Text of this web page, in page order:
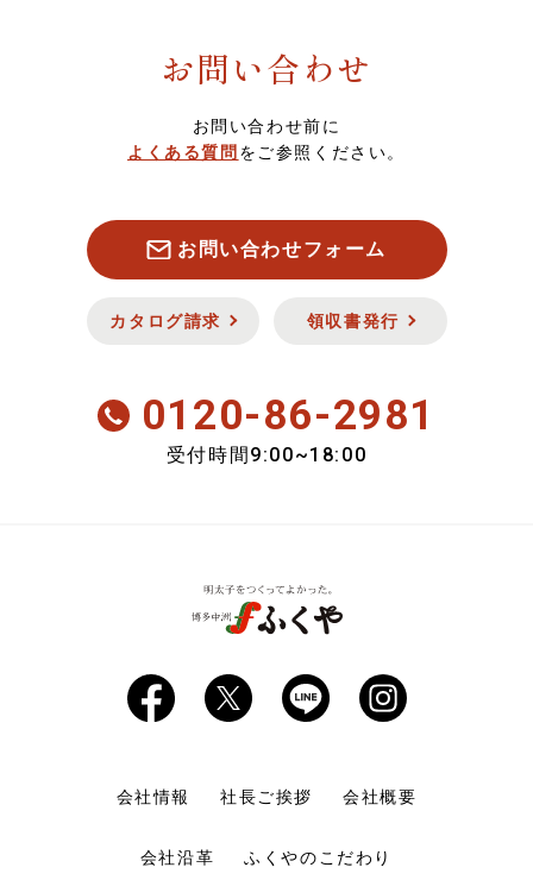
菓子・フルーツ
酒類・飲料品
会員のみ特別送料
7,000～7,999円
8,000円以上
スマート便（ソーシャルギフト）について
定期・頒布会注文について
キャンセル・返品について
お問い合わせ
お問い合わせ前に
よくある質問 をご参照ください。
お問い合わせフォーム
カタログ請求 領収書発行
0120-86-2981
受付時間 9:00~18:00
会社情報 社長ご挨拶 会社概要
会社沿革 ふくやのこだわり